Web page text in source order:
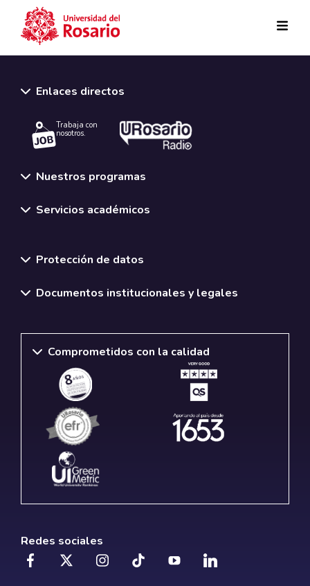
Enlaces directos
Trabaja con
nosotros.
Nuestros programas
Servicios académicos
Protección de datos
Documentos institucionales y legales
Comprometidos con la calidad
Redes sociales